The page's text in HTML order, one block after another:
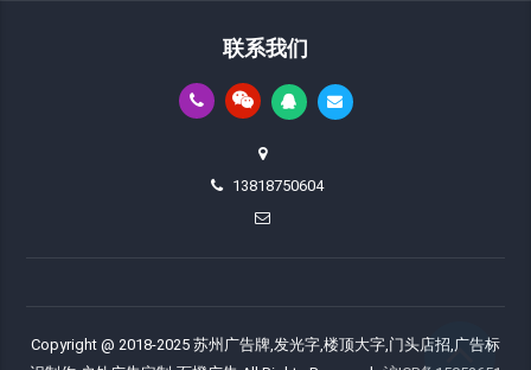
联系我们
13818750604
Copyright @ 2018-2025 苏州广告牌,发光字,楼顶大字,门头店招,广告标